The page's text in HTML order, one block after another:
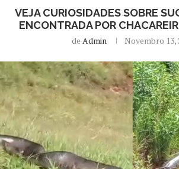
VEJA CURIOSIDADES SOBRE
ENCONTRADA POR
de Admin Novembro 13,